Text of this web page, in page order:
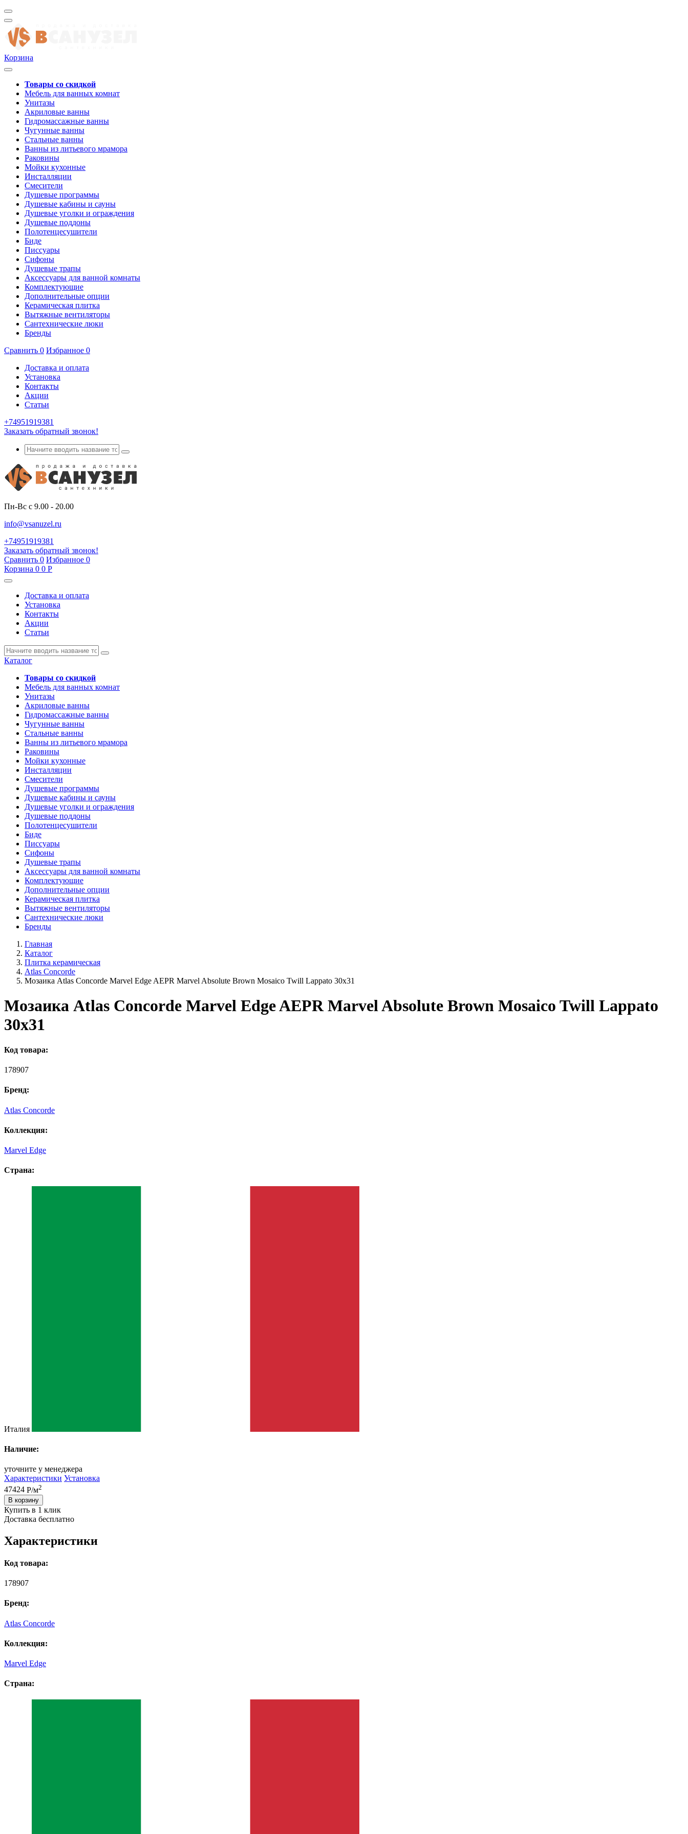
Корзина
Товары со скидкой
Мебель для ванных комнат
Унитазы
Акриловые ванны
Гидромассажные ванны
Чугунные ванны
Стальные ванны
Ванны из литьевого мрамора
Раковины
Мойки кухонные
Инсталляции
Смесители
Душевые программы
Душевые кабины и сауны
Душевые уголки и ограждения
Душевые поддоны
Полотенцесушители
Биде
Писсуары
Сифоны
Душевые трапы
Аксессуары для ванной комнаты
Комплектующие
Дополнительные опции
Керамическая плитка
Вытяжные вентиляторы
Сантехнические люки
Бренды
Сравнить 0 Избранное 0
Доставка и оплата
Установка
Контакты
Акции
Статьи
+74951919381
Заказать обратный звонок!
Пн-Вс с 9.00 - 20.00
info@vsanuzel.ru
+74951919381
Заказать обратный звонок!
Сравнить 0 Избранное 0
Корзина 0 0 Р
Доставка и оплата
Установка
Контакты
Акции
Статьи
Каталог
Товары со скидкой
Мебель для ванных комнат
Унитазы
Акриловые ванны
Гидромассажные ванны
Чугунные ванны
Стальные ванны
Ванны из литьевого мрамора
Раковины
Мойки кухонные
Инсталляции
Смесители
Душевые программы
Душевые кабины и сауны
Душевые уголки и ограждения
Душевые поддоны
Полотенцесушители
Биде
Писсуары
Сифоны
Душевые трапы
Аксессуары для ванной комнаты
Комплектующие
Дополнительные опции
Керамическая плитка
Вытяжные вентиляторы
Сантехнические люки
Бренды
Главная
Каталог
Плитка керамическая
Atlas Concorde
Мозаика Atlas Concorde Marvel Edge AEPR Marvel Absolute Brown Mosaico Twill Lappato 30x31
Мозаика Atlas Concorde Marvel Edge AEPR Marvel Absolute Brown Mosaico Twill Lappato
30x31
Код товара:
178907
Бренд:
Atlas Concorde
Коллекция:
Marvel Edge
Страна:
Италия
Наличие:
уточните у менеджера
Характеристики Установка
47424 Р/м2
В корзину
Купить в 1 клик
Доставка бесплатно
Характеристики
Код товара:
178907
Бренд:
Atlas Concorde
Коллекция:
Marvel Edge
Страна: